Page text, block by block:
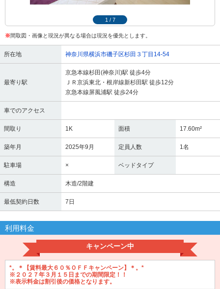
1 / 7
※間取図・画像と現況が異なる場合は現況を優先とします。
所在地 神奈川県横浜市磯子区杉田３丁目14-54
最寄り駅
京急本線杉田(神奈川)駅 徒歩4分
ＪＲ京浜東北・根岸線新杉田駅 徒歩12分
京急本線屏風浦駅 徒歩24分
車でのアクセス
間取り 1K 面積 17.60m²
築年月 2025年9月 定員人数 1名
駐車場 × ベッドタイプ
構造 木造/2階建
最低契約日数 7日
利用料金
キャンペーン中
*。＊【賃料最大６０％ＯＦＦキャンペーン】＊。*
※２０２７年３月１５日までの期間限定！！
※表示料金は割引後の価格となります。